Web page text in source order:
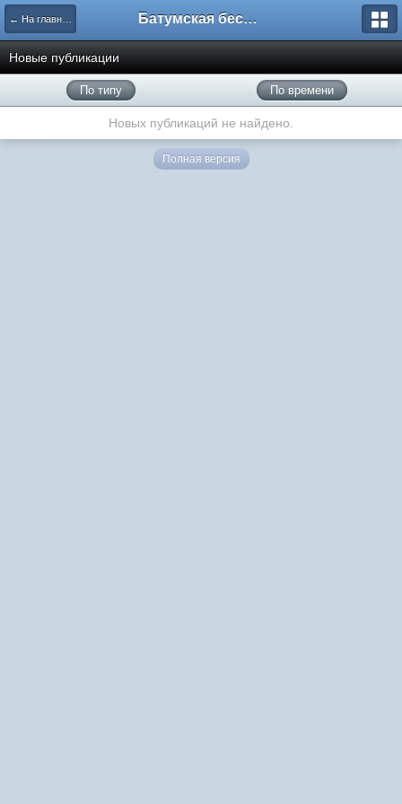
← На главную Батумская беседка
Новые публикации
По типу По времени
Новых публикаций не найдено.
Полная версия